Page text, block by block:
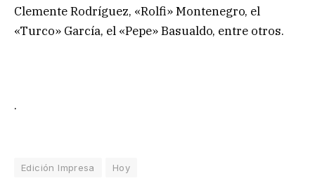
Clemente Rodríguez, «Rolfi» Montenegro, el
«Turco» García, el «Pepe» Basualdo, entre otros.
.
Edición Impresa Hoy